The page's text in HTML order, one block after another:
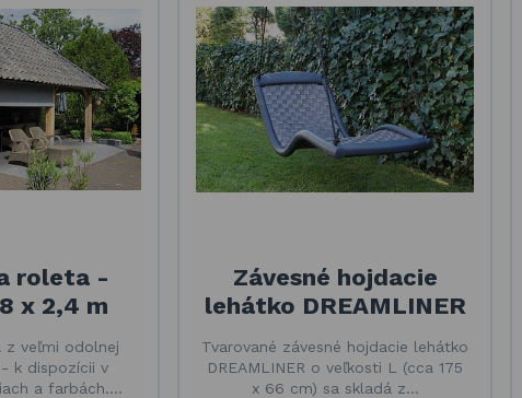
roleta -
x 2,4 m
z veľmi odolnej
- k dispozícii v
a farbách.…
Závesné hojdacie
lehátko DREAMLINER
Tvarované závesné hojdacie lehátko
DREAMLINER o veľkosti L (cca 175
x 66 cm) sa skladá z…